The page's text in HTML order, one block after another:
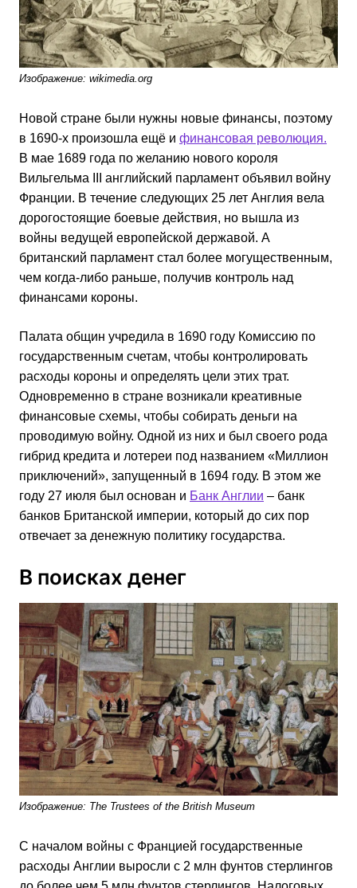
Изображение: wikimedia.org
Новой стране были нужны новые финансы, поэтому
в 1690-х произошла ещё и финансовая революция.
В мае 1689 года по желанию нового короля
Вильгельма III английский парламент объявил войну
Франции. В течение следующих 25 лет Англия вела
дорогостоящие боевые действия, но вышла из
войны ведущей европейской державой. А
британский парламент стал более могущественным,
чем когда-либо раньше, получив контроль над
финансами короны.
Палата общин учредила в 1690 году Комиссию по
государственным счетам, чтобы контролировать
расходы короны и определять цели этих трат.
Одновременно в стране возникали креативные
финансовые схемы, чтобы собирать деньги на
проводимую войну. Одной из них и был своего рода
гибрид кредита и лотереи под названием «Миллион
приключений», запущенный в 1694 году. В этом же
году 27 июля был основан и Банк Англии – банк
банков Британской империи, который до сих пор
отвечает за денежную политику государства.
В поисках денег
Изображение: The Trustees of the British Museum
С началом войны с Францией государственные
расходы Англии выросли с 2 млн фунтов стерлингов